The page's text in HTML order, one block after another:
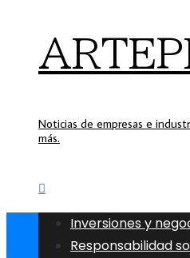
Noticias de empresas e
más.
Inversiones y
Responsabilidad